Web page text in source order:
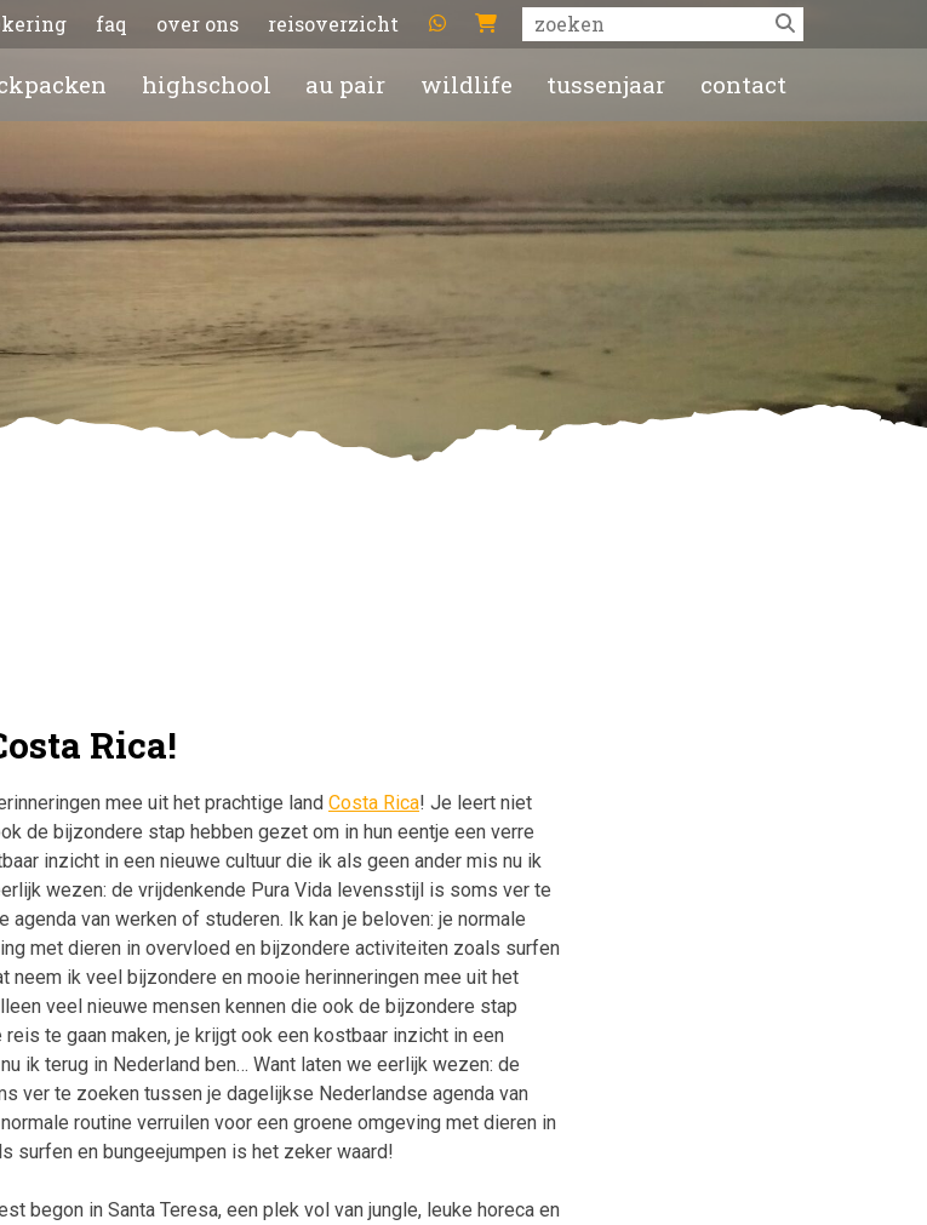
faq over ons reisoverzicht
highschool au pair wildlife tussenjaar contact
Rica!
mee uit het prachtige land Costa Rica! Je leert niet
de bijzondere stap hebben gezet om in hun eentje een verre
inzicht in een nieuwe cultuur die ik als geen ander mis nu ik
wezen: de vrijdenkende Pura Vida levensstijl is soms ver te
van werken of studeren. Ik kan je beloven: je normale
met dieren in overvloed en bijzondere activiteiten zoals surfen
neem ik veel bijzondere en mooie herinneringen mee uit het
veel nieuwe mensen kennen die ook de bijzondere stap
te gaan maken, je krijgt ook een kostbaar inzicht in een
ik terug in Nederland ben… Want laten we eerlijk wezen: de
ver te zoeken tussen je dagelijkse Nederlandse agenda van
routine verruilen voor een groene omgeving met dieren in
surfen en bungeejumpen is het zeker waard!
begon in Santa Teresa, een plek vol van jungle, leuke horeca en